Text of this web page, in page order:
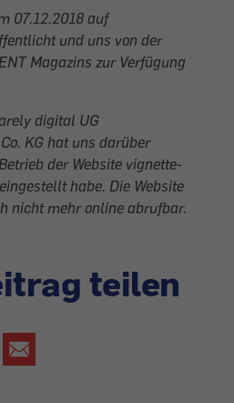
07.12.2018 auf
und uns von der
Magazins zur Verfügung
digital UG
KG hat uns darüber
der Website vignette-
habe. Die Website
nicht mehr online abrufbar.
teilen